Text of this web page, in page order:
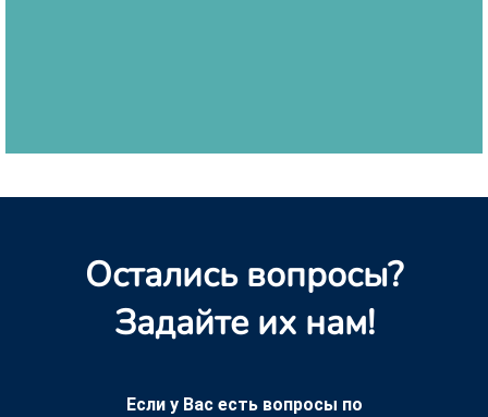
Остались вопросы?
Задайте их нам!
Если у Вас есть вопросы по